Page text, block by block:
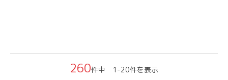
260件中 1-20件を表示